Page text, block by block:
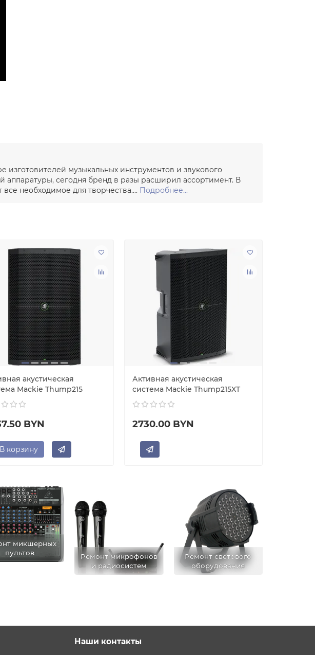
музыкальных инструментов и звукового
аппаратуры, сегодня бренд в разы расширил ассортимент. В
необходимое для творчества.... Подробнее...
акустическая
Mackie Thump215
BYN
В корзину
Активная акустическая
система Mackie Thump215XT
2730.00 BYN
микшерных
пультов
Ремонт микрофонов
и радиосистем
Ремонт светового
оборудования
Наши контакты